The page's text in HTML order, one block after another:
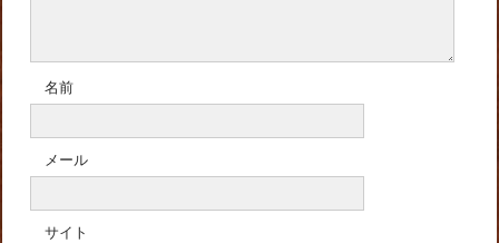
名前
メール
サイト